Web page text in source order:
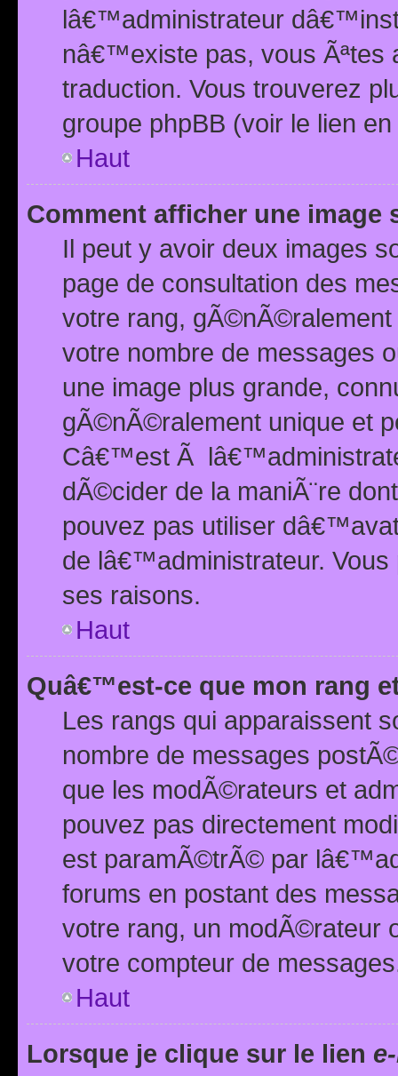
lâ€™administrateur
nâ€™existe pas, vous Ãªtes
traduction. Vous trouverez
groupe phpBB (voir le lien
Haut
Comment afficher une image
Il peut y avoir deux images
page de consultation des
votre rang,
votre nombre de messages
une image plus grande,
gÃ©nÃ©ralement unique et
Câ€™est Ã
dÃ©cider de la maniÃ¨re
pouvez pas utiliser
de lâ€™administrateur.
ses raisons.
Haut
Quâ€™est-ce que mon rang
Les rangs qui apparaissent
nombre de messages
que les modÃ©rateurs et
pouvez pas directement
est paramÃ©trÃ© par
forums en postant des
votre rang, un modÃ©rateur
votre compteur de
Haut
Lorsque je clique sur le lien